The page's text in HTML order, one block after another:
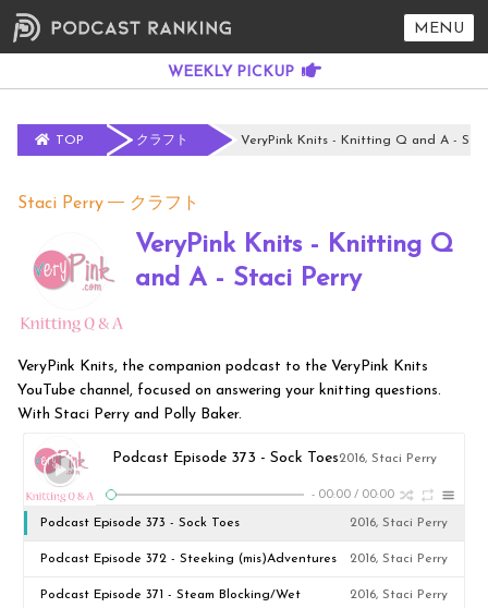
MENU
TOP クラフト VeryPink Knits - Knitting Q and A -
Staci Perry クラフト
VeryPink Knits - Knitting Q
and A - Staci Perry
VeryPink Knits, the companion podcast to the VeryPink Knits
YouTube channel, focused on answering your knitting questions.
With Staci Perry and Polly Baker.
Podcast Episode 373 - Sock Toes2016, Staci Perry
- 00:00 / 00:00
Podcast Episode 373 - Sock Toes 2016, Staci Perry
Podcast Episode 372 - Steeking (mis)Adventures 2016, Staci Perry
Podcast Episode 371 - Steam Blocking/Wet 2016, Staci Perry